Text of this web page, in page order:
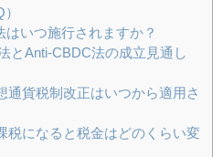
はいつ施行されますか？
とAnti-CBDC法の成立見通し
通貨税制改正はいつから適用さ
税になると税金はどのくらい変